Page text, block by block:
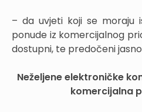
– da uvjeti koji se moraju
ponude iz komercijalnog
dostupni, te predočeni
Neželjene elektroničke
komercijalna